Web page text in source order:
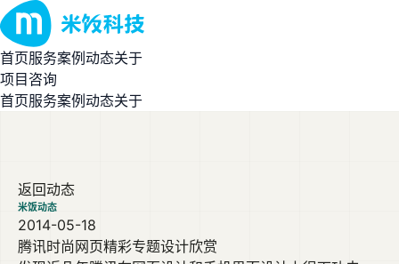
首页服务案例动态关于
项目咨询
首页服务案例动态关于
返回动态
米饭动态
2014-05-18
腾讯时尚网页精彩专题设计欣赏